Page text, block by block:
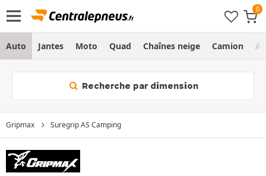
Auto Jantes Moto Quad Chaînes neige Camion
Recherche par dimension
Gripmax Suregrip AS Camping